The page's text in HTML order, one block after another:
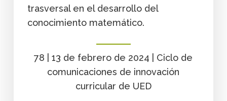
trasversal en el desarrollo del
conocimiento matemático.
78 | 13 de febrero de 2024 | Ciclo de
comunicaciones de innovación
curricular de UED